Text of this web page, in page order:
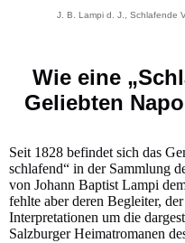
J. B. Lampi d. J., Schlafende
Wie eine
Geliebten
Seit 1828 befindet sich das
schlafend“ in der Sammlung
von Johann Baptist Lampi
fehlte aber deren Begleiter,
Interpretationen um die
Salzburger Heimatromanen